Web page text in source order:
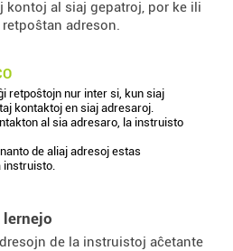
kontoj al siaj gepatroj, por ke ili
adreson.
retpoŝtojn nur inter si, kun siaj
kontaktoj en siaj adresaroj.
al sia adresaro, la instruisto
de aliaj adresoj estas
instruisto.
lernejo
de la instruistoj aĉetante